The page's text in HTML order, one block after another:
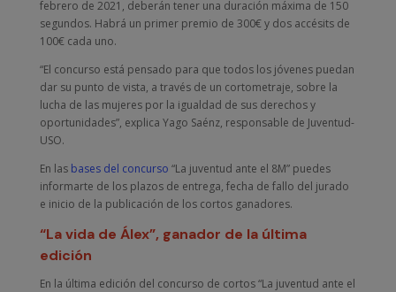
febrero de 2021, deberán tener una duración máxima de 150
segundos. Habrá un primer premio de 300€ y dos accésits de
100€ cada uno.
“El concurso está pensado para que todos los jóvenes puedan
dar su punto de vista, a través de un cortometraje, sobre la
lucha de las mujeres por la igualdad de sus derechos y
oportunidades”, explica Yago Saénz, responsable de Juventud-
USO.
En las bases del concurso “La juventud ante el 8M” puedes
informarte de los plazos de entrega, fecha de fallo del jurado
e inicio de la publicación de los cortos ganadores.
“La vida de Álex”, ganador de la última
edición
En la última edición del concurso de cortos “La juventud ante el